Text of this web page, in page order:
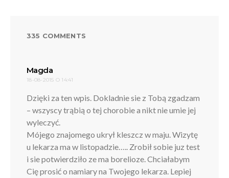
335 COMMENTS
Magda
18-08-2015 O 14:41
Dzięki za ten wpis. Dokladnie sie z Tobą zgadzam
– wszyscy trąbią o tej chorobie a nikt nie umie jej
wyleczyć.
Mójego znajomego ukrył kleszcz w maju. Wizytę
u lekarza ma w listopadzie….. Zrobił sobie juz test
i sie potwierdziło ze ma borelioze. Chciałabym
Cię prosić o namiary na Twojego lekarza. Lepiej